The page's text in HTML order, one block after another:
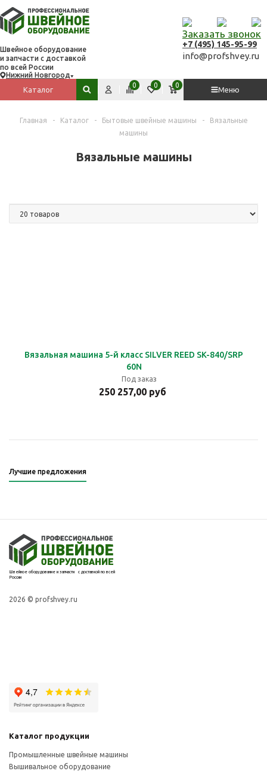
Швейное оборудование
и запчасти с доставкой
по всей России
Нижний Новгород
Заказать звонок
+7 (495) 145-95-99
info@profshvey.ru
Каталог
Меню
Поиск по сайту
Сравнить
0 Избранное
0 Корзина
0
Главная - Каталог - Бытовые швейные машины -
Вязальные
машины
Вязальные машины
Вязальная машина 5-й класс SILVER REED SK-840/SRP
60N
Под заказ
250 257,00 руб
Лучшие предложения
Швейное оборудование и запчасти с доставкой по всей
России
2026 © profshvey.ru
Каталог продукции
Промышленные швейные машины
Вышивальное оборудование